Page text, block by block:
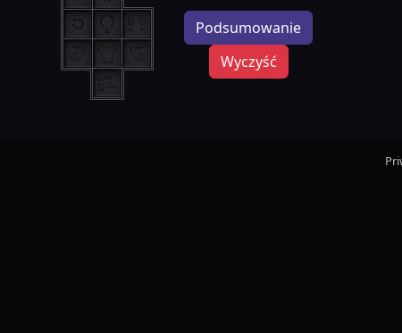
Podsumowanie
Wyczyść